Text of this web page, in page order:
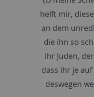
diese Tat
so
Juden, der
je auf Erden
werdet ihr